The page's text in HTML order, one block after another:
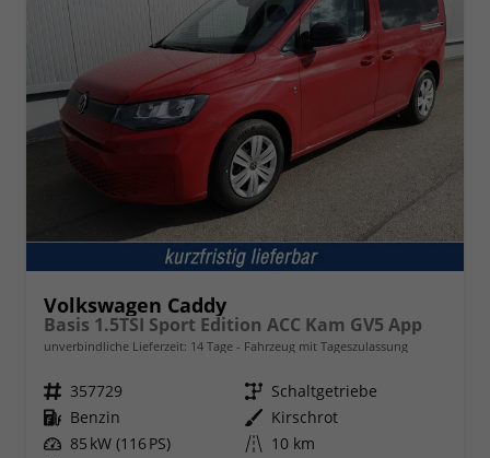
Volkswagen Caddy
Basis 1.5TSI Sport Edition ACC Kam GV5 App
unverbindliche Lieferzeit: 14 Tage Fahrzeug mit Tageszulassung
Fahrzeugnr. 357729 Getriebe Schaltgetriebe
Kraftstoff Benzin Außenfarbe Kirschrot
Leistung 85 kW (116 PS) Kilometerstand 10 km